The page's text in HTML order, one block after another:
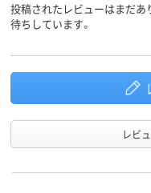
投稿されたレビューはまだあ
待ちしています。
レビ